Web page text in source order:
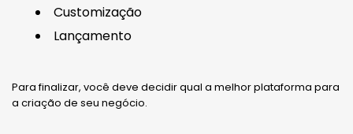
Customização
Lançamento
Para finalizar, você deve decidir qual a melhor plataforma para
a criação de seu negócio.